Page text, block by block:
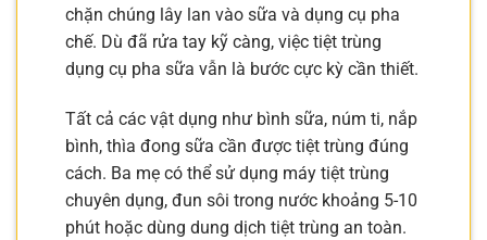
chặn chúng lây lan vào sữa và dụng cụ pha
chế. Dù đã rửa tay kỹ càng, việc tiệt trùng
dụng cụ pha sữa vẫn là bước cực kỳ cần thiết.
Tất cả các vật dụng như bình sữa, núm ti, nắp
bình, thìa đong sữa cần được tiệt trùng đúng
cách. Ba mẹ có thể sử dụng máy tiệt trùng
chuyên dụng, đun sôi trong nước khoảng 5-10
phút hoặc dùng dung dịch tiệt trùng an toàn.